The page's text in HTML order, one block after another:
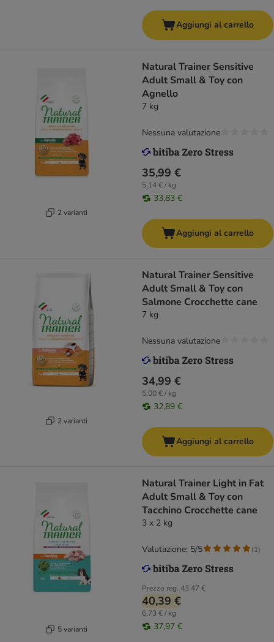
Aggiungi al carrello
2 varianti
Natural Trainer Sensitive
Adult Small & Toy con
Agnello
7 kg
35,99 €
5,14 € / kg
33,83 €
Nessuna valutazione
Aggiungi al carrello
2 varianti
Natural Trainer Sensitive
Adult Small & Toy con
Salmone Crocchette cane
7 kg
34,99 €
5,00 € / kg
32,89 €
Nessuna valutazione
Aggiungi al carrello
5 varianti
Natural Trainer Light in Fat
Adult Small & Toy con
Tacchino Crocchette cane
3 x 2 kg
Prezzo reg. 43,47 €
40,39 €
6,73 € / kg
37,97 €
Valutazione: 5/5 (1)